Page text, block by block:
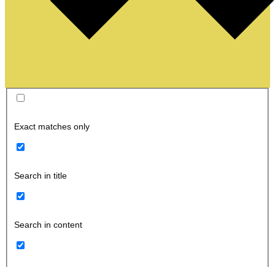
Exact matches only
Search in title
Search in content